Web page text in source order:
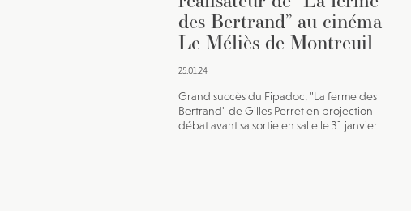
des Bertrand” au cinéma
Le Méliès de Montreuil
25.01.24
Grand succès du Fipadoc, "La ferme des
Bertrand" de Gilles Perret en projection-
débat avant sa sortie en salle le 31 janvier